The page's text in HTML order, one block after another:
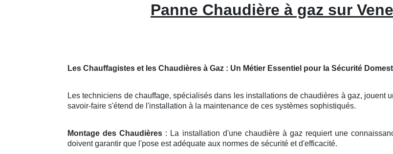
Panne Chaudière à gaz sur
Les Chauffagistes et les Chaudières à Gaz : Un Métier Essentiel pour la Sécurité
Les techniciens de chauffage, spécialisés dans les installations de chaudières à gaz, jouent
savoir-faire s'étend de l'installation à la maintenance de ces systèmes sophistiqués.
Montage des Chaudières : La installation d'une chaudière à gaz requiert une
doivent garantir que l'pose est adéquate aux normes de sécurité et d'efficacité.